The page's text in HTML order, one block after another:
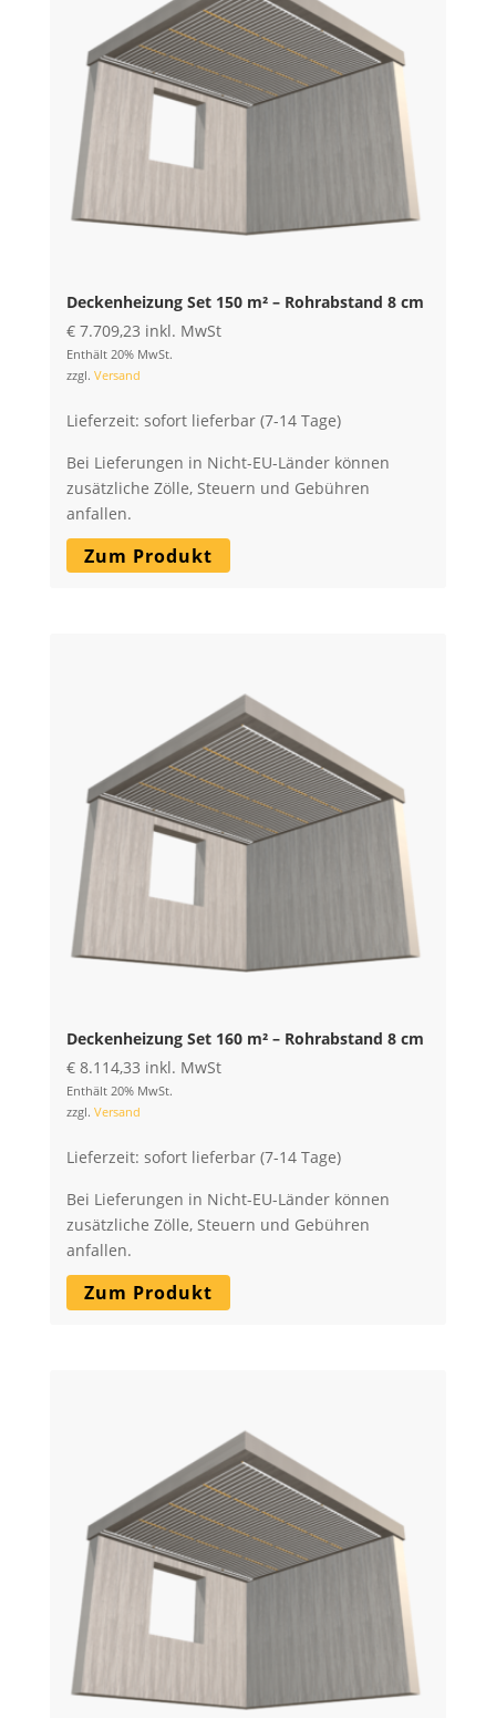
Deckenheizung Set 150 m² – Rohrabstand 8 cm
€7.709,23 inkl. MwSt
Enthält 20% MwSt.
zzgl. Versand
Lieferzeit: sofort lieferbar (7-14 Tage)
Bei Lieferungen in Nicht-EU-Länder können
zusätzliche Zölle, Steuern und Gebühren
anfallen.
Zum Produkt
Deckenheizung Set 160 m² – Rohrabstand 8 cm
€8.114,33 inkl. MwSt
Enthält 20% MwSt.
zzgl. Versand
Lieferzeit: sofort lieferbar (7-14 Tage)
Bei Lieferungen in Nicht-EU-Länder können
zusätzliche Zölle, Steuern und Gebühren
anfallen.
Zum Produkt